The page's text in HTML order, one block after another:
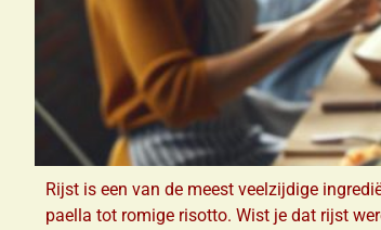
Rijst is een van de meest veelzijdige
paella tot romige risotto. Wist je dat rijst